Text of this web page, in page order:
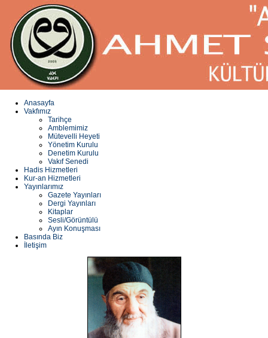
Anasayfa
Vakfımız
Tarihçe
Amblemimiz
Mütevelli Heyeti
Yönetim Kurulu
Denetim Kurulu
Vakıf Senedi
Hadis Hizmetleri
Kur-an Hizmetleri
Yayınlarımız
Gazete Yayınları
Dergi Yayınları
Kitaplar
Sesli/Görüntülü
Ayın Konuşması
Basında Biz
İletişim